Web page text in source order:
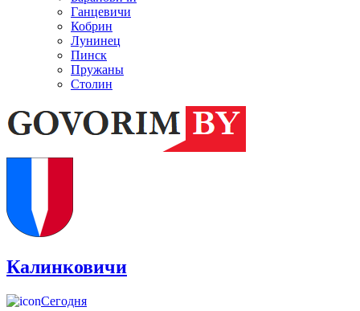
Ганцевичи
Кобрин
Лунинец
Пинск
Пружаны
Столин
Калинковичи
Сегодня